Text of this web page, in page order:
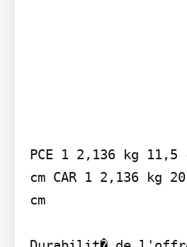
PCE 1 2,136 kg 11,5
cm CAR 1 2,136 kg
cm